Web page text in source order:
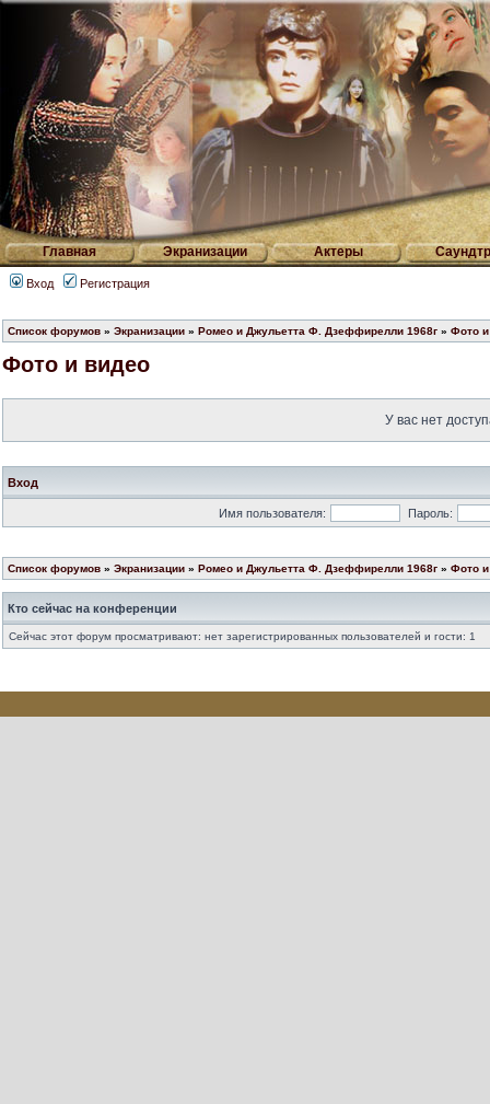
Главная Экранизации Актеры
Вход Регистрация
Список форумов » Экранизации » Ромео и Джульетта Ф. Дзеффирелли 1968г » Фото
Фото и видео
У вас нет
Вход
Имя пользователя: Пароль:
Список форумов » Экранизации » Ромео и Джульетта Ф. Дзеффирелли 1968г » Фото
Кто сейчас на конференции
Сейчас этот форум просматривают: нет зарегистрированных пользователей и гости: 1